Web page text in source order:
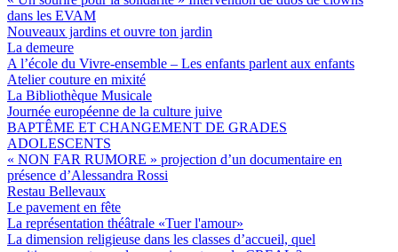
dans les EVAM
Nouveaux jardins et ouvre ton jardin
La demeure
A l’école du Vivre-ensemble – Les enfants parlent aux enfants
Atelier couture en mixité
La Bibliothèque Musicale
Journée européenne de la culture juive
BAPTÊME ET CHANGEMENT DE GRADES
ADOLESCENTS
« NON FAR RUMORE » projection d’un documentaire en
présence d’Alessandra Rossi
Restau Bellevaux
Le pavement en fête
La représentation théâtrale «Tuer l'amour»
La dimension religieuse dans les classes d’accueil, quel